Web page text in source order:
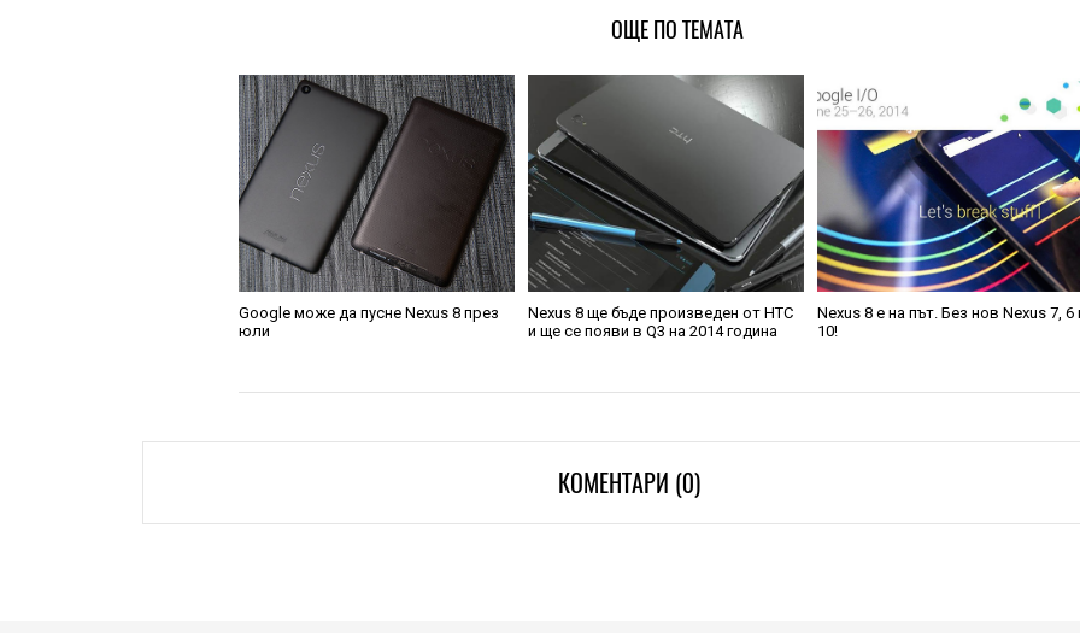
ОЩЕ ПО ТЕМАТА
Google може да пусне Nexus 8 през
юли
Nexus 8 ще бъде произведен от HTC
и ще се появи в Q3 на 2014 година
Nexus 8 е на път. Без нов Nexus 7, 6
10!
КОМЕНТАРИ (0)